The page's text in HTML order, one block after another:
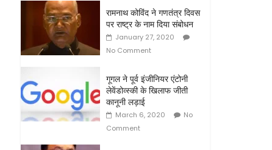
रामनाथ कोविंद ने गणतंत्र दिवस
पर राष्ट्र के नाम दिया संबोधन
January 27, 2020
No Comment
गूगल ने पूर्व इंजीनियर एंटोनी
लेवेंडोव्स्की के खिलाफ जीती
कानूनी लड़ाई
March 6, 2020
No
Comment